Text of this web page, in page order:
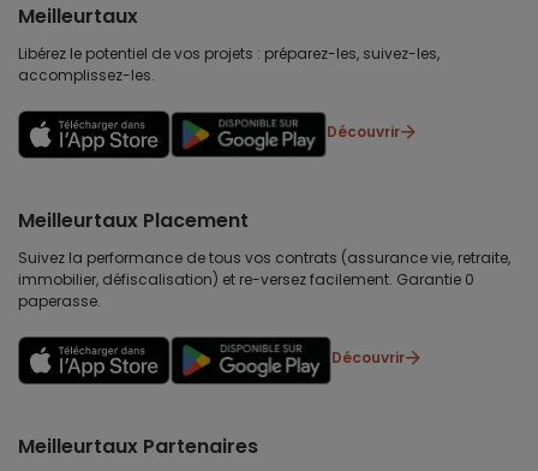
Meilleurtaux
Libérez le potentiel de vos projets : préparez-les, suivez-les,
accomplissez-les.
Découvrir
Meilleurtaux Placement
Suivez la performance de tous vos contrats (assurance vie, retraite,
immobilier, défiscalisation) et re-versez facilement. Garantie 0
paperasse.
Découvrir
Meilleurtaux Partenaires